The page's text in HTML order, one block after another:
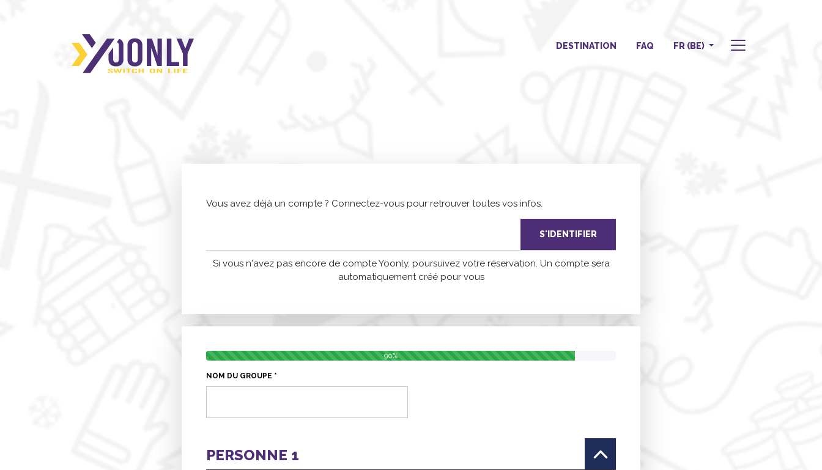
DESTINATION FAQ FR (BE)
Vous avez déjà un compte ? Connectez-vous pour retrouver toutes vos infos.
S'IDENTIFIER
Si vous n'avez pas encore de compte Yoonly, poursuivez votre réservation. Un compte sera
automatiquement créé pour vous
90%
NOM DU GROUPE *
PERSONNE 1